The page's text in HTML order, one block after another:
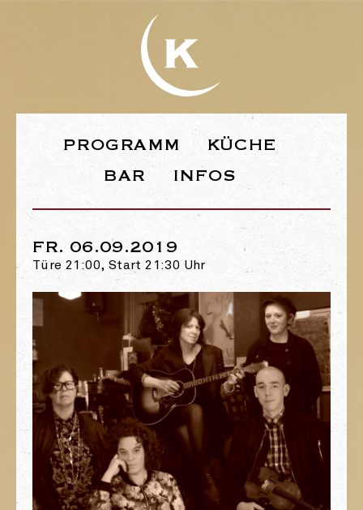
PROGRAMM
KÜCHE
BAR
INFOS
FR. 06.09.2019
Türe 21:00, Start 21:30 Uhr